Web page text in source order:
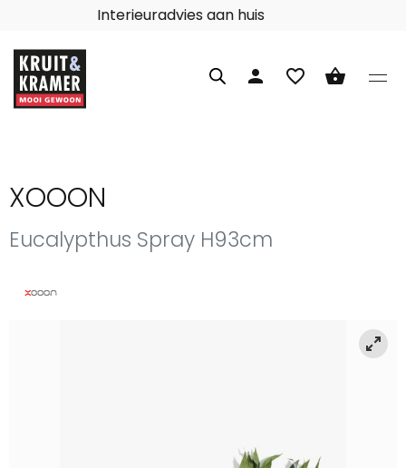
Interieuradvies aan huis
person favorite_border shopping_basket
XOOON
Eucalypthus Spray H93cm